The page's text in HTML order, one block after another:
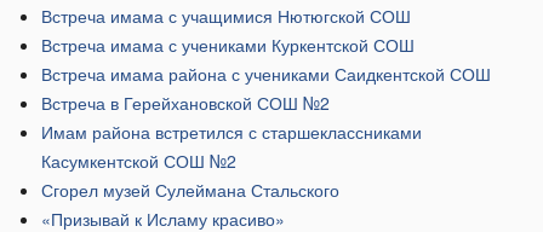
Встреча имама с учащимися Нютюгской СОШ
Встреча имама с учениками Куркентской СОШ
Встреча имама района с учениками Саидкентской СОШ
Встреча в Герейхановской СОШ №2
Имам района встретился с старшеклассниками
Касумкентской СОШ №2
Сгорел музей Сулеймана Стальского
​«Призывай к Исламу красиво»